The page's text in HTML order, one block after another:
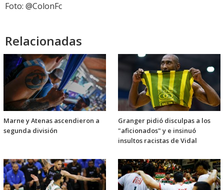
Foto: @ColonFc
Relacionadas
Marne y Atenas ascendieron a
segunda división
Granger pidió disculpas a los
"aficionados" y e insinuó
insultos racistas de Vidal